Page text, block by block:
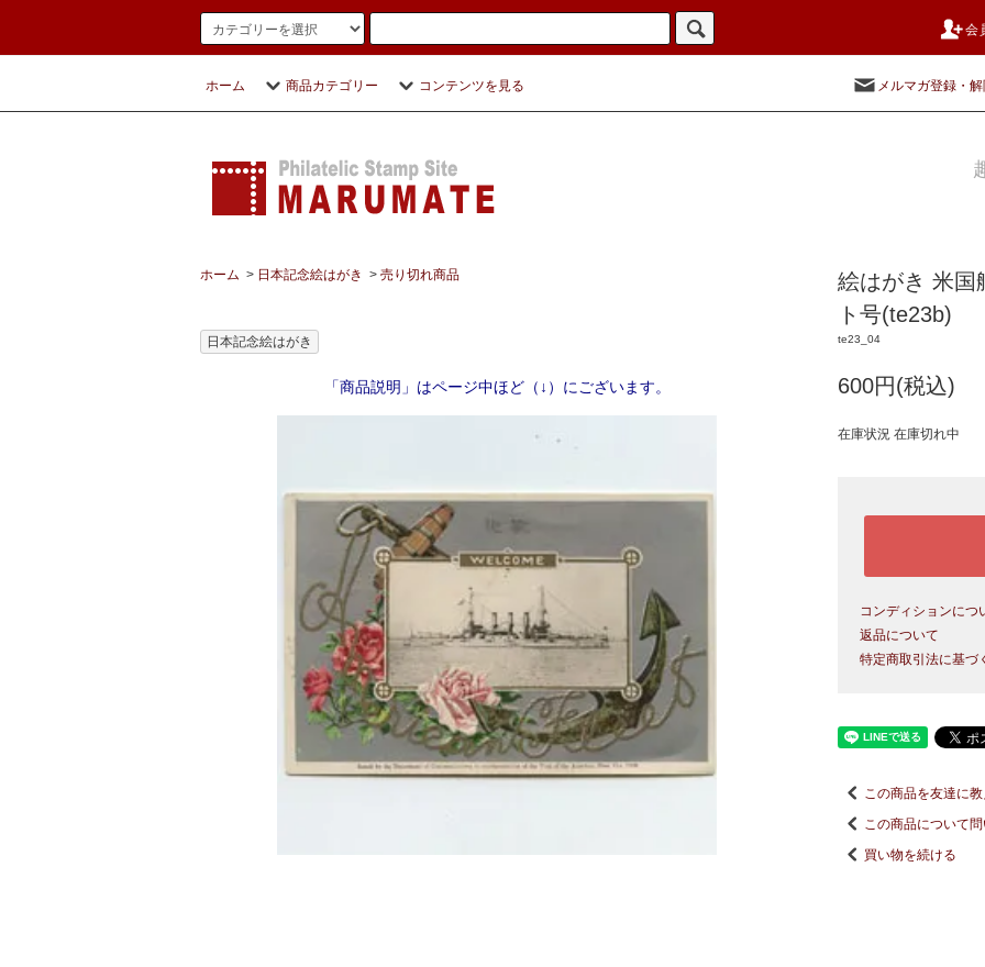
会
ホーム 商品カテゴリー コンテンツを見る メルマガ登録・
ホーム > 日本記念絵はがき > 売り切れ商品
日本記念絵はがき
「商品説明」はページ中ほど（↓）にございます。
絵はがき 米国
ト号(te23b)
te23_04
600円(税込)
在庫状況 在庫切れ中
コンディションにつ
返品について
特定商取引法に基づ
この商品を友達に
この商品について
買い物を続ける